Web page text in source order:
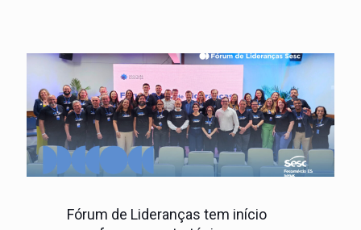
Fórum de Lideranças tem início